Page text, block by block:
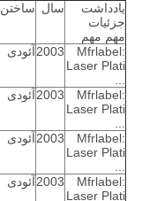
یادداشت
جزئیات
مهم مهم
سال ساختن
Mfrlabel:
Laser Plati
...
2003آئودی
Mfrlabel:
Laser Plati
...
2003آئودی
Mfrlabel:
Laser Plati
...
2003آئودی
Mfrlabel:
Laser Plati
2003آئودی